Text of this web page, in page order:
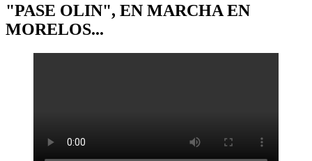
"PASE OLIN", EN MARCHA EN
MORELOS...